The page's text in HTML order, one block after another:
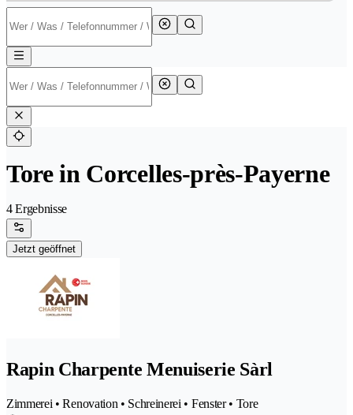
Tore in Corcelles-près-Payerne
4 Ergebnisse
Jetzt geöffnet
Rapin Charpente Menuiserie Sàrl
Zimmerei • Renovation • Schreinerei • Fenster • Tore